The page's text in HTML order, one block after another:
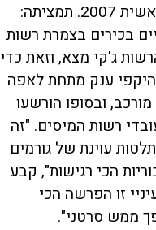
פרשת רשות המיסים התפוצצה בראשית 2007. תמציתה:
בכירים בצמרת רשות
ג'קי מצא, וזאת כדי
ענק מתחת לאפה
ובסופו הורשעו
רשות המיסים. "זה
עוינת של גורמים
הכי רגישות", קבע
זו הפרשה הכי
ממש סרטני".